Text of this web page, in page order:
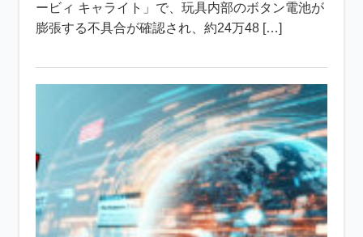
ービィ キャライト」で、玩具内部のボタン電池が
膨張する不具合が確認され、約24万48 […]